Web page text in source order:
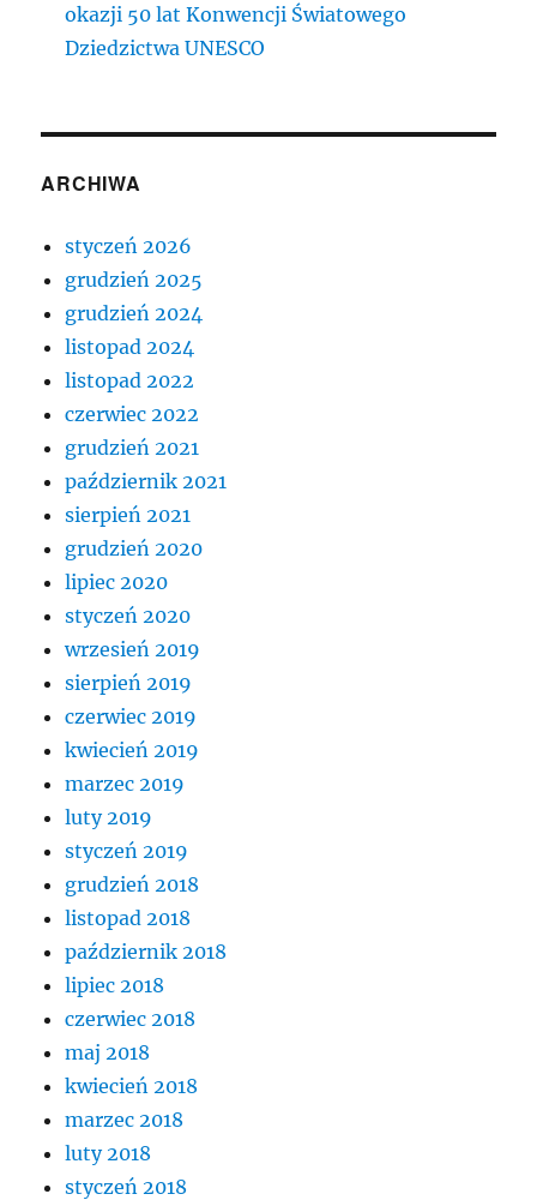
okazji 50 lat Konwencji Światowego
Dziedzictwa UNESCO
ARCHIWA
styczeń 2026
grudzień 2025
grudzień 2024
listopad 2024
listopad 2022
czerwiec 2022
grudzień 2021
październik 2021
sierpień 2021
grudzień 2020
lipiec 2020
styczeń 2020
wrzesień 2019
sierpień 2019
czerwiec 2019
kwiecień 2019
marzec 2019
luty 2019
styczeń 2019
grudzień 2018
listopad 2018
październik 2018
lipiec 2018
czerwiec 2018
maj 2018
kwiecień 2018
marzec 2018
luty 2018
styczeń 2018